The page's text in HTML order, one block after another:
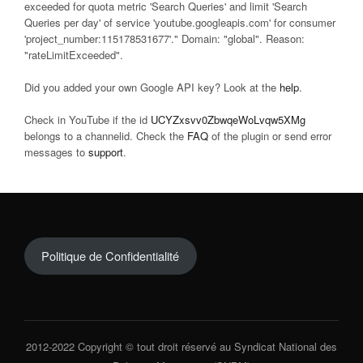
exceeded for quota metric 'Search Queries' and limit 'Search
Queries per day' of service 'youtube.googleapis.com' for consumer
'project_number:115178531677'." Domain: "global". Reason:
"rateLimitExceeded".
Did you added your own Google API key? Look at the help.
Check in YouTube if the id UCYZxsvv0ZbwqeWoLvqw5XMg
belongs to a channelid. Check the FAQ of the plugin or send error
messages to support.
Politique de Confidentialité
2012-2022 Copyright © tout droit réservé au Syndicat National des